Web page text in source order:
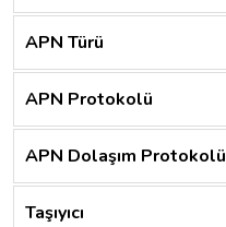
APN Türü
APN Protokolü
APN Dolaşım Protokolü
Taşıyıcı